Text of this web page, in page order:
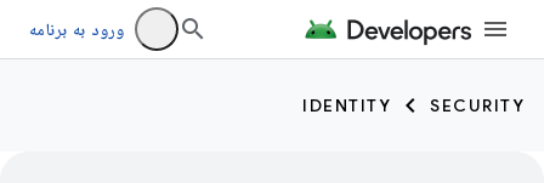
ورود به برنامه
SECURITY
IDENTITY